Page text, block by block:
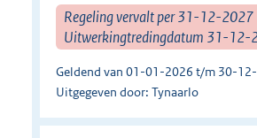
Regeling vervalt per 31-12-2027
Uitwerkingtredingdatum 31-12-
Geldend van 01-01-2026 t/m 30-
Uitgegeven door: Tynaarlo